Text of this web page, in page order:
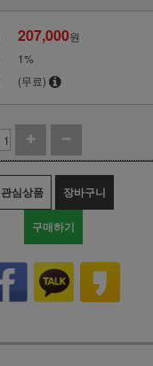
207,000원
1%
(무료)
관심상품 장바구니
구매하기